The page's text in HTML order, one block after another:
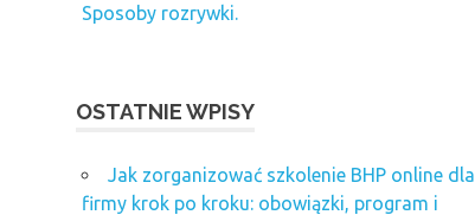
Sposoby rozrywki.
OSTATNIE WPISY
Jak zorganizować szkolenie BHP online dla
firmy krok po kroku: obowiązki, program i